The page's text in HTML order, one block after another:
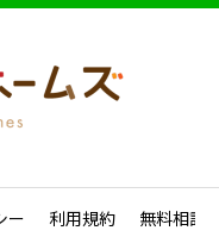
ー 利用規約 無料相談